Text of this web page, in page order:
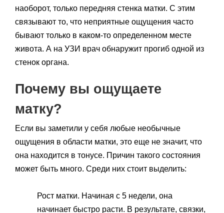
наоборот, только передняя стенка матки. С этим
связывают то, что неприятные ощущения часто
бывают только в каком-то определенном месте
живота. А на УЗИ врач обнаружит прогиб одной из
стенок органа.
Почему вы ощущаете
матку?
Если вы заметили у себя любые необычные
ощущения в области матки, это еще не значит, что
она находится в тонусе. Причин такого состояния
может быть много. Среди них стоит выделить:
Рост матки. Начиная с 5 недели, она
начинает быстро расти. В результате, связки,